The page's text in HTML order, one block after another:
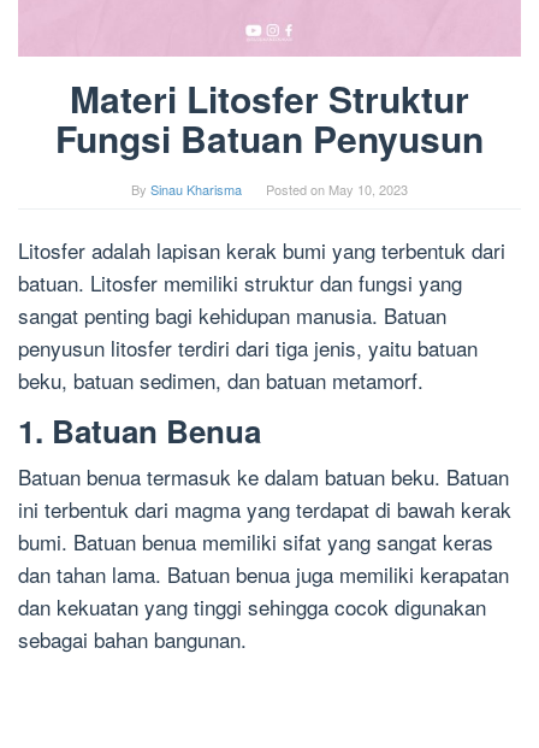
Materi Litosfer Struktur
Fungsi Batuan Penyusun
By Sinau Kharisma Posted on May 10, 2023
Litosfer adalah lapisan kerak bumi yang terbentuk dari
batuan. Litosfer memiliki struktur dan fungsi yang
sangat penting bagi kehidupan manusia. Batuan
penyusun litosfer terdiri dari tiga jenis, yaitu batuan
beku, batuan sedimen, dan batuan metamorf.
1. Batuan Benua
Batuan benua termasuk ke dalam batuan beku. Batuan
ini terbentuk dari magma yang terdapat di bawah kerak
bumi. Batuan benua memiliki sifat yang sangat keras
dan tahan lama. Batuan benua juga memiliki kerapatan
dan kekuatan yang tinggi sehingga cocok digunakan
sebagai bahan bangunan.